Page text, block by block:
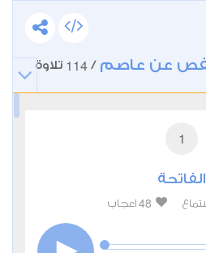
عن عاصم /
114 تلاوة
1
الفاتحة
48 اعجاب